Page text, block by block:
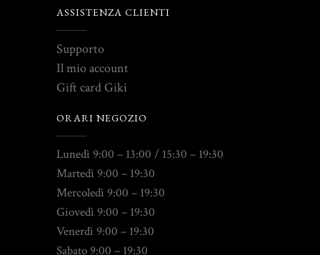
ASSISTENZA CLIENTI
Supporto
Il mio account
Gift card Giki
ORARI NEGOZIO
Lunedì 9:00 – 13:00 / 15:30 – 19:30
Martedì 9:00 – 19:30
Mercoledì 9:00 – 19:30
Giovedì 9:00 – 19:30
Venerdì 9:00 – 19:30
Sabato 9:00 – 19:30